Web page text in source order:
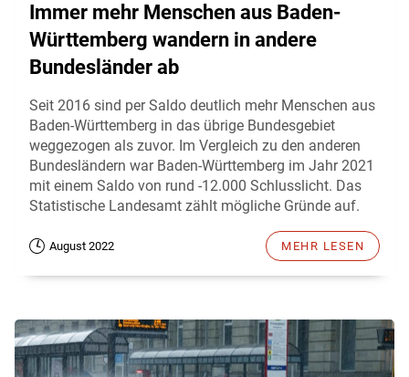
Immer mehr Menschen aus Baden-
Württemberg wandern in andere
Bundesländer ab
Seit 2016 sind per Saldo deutlich mehr Menschen aus
Baden-Württemberg in das übrige Bundesgebiet
weggezogen als zuvor. Im Vergleich zu den anderen
Bundesländern war Baden-Württemberg im Jahr 2021
mit einem Saldo von rund -12.000 Schlusslicht. Das
Statistische Landesamt zählt mögliche Gründe auf.
August 2022 MEHR LESEN